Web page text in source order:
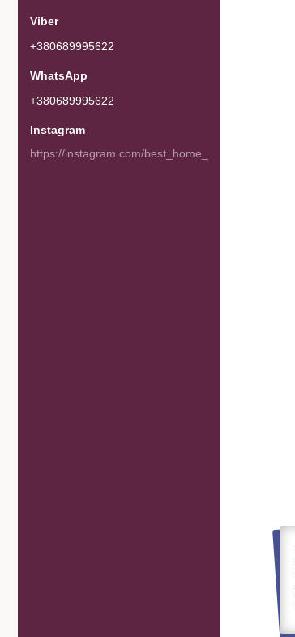
+380689995622
+380689995622
Instagram
https://instagram.com/best_home_goods